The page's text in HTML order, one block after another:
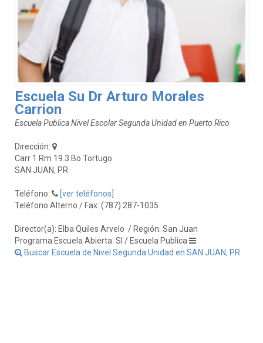
Escuela Su Dr Arturo Morales
Carrion
Escuela Publica Nivel Escolar Segunda Unidad en Puerto Rico
Dirección:
Carr 1 Rm 19.3 Bo Tortugo
SAN JUAN, PR
Teléfono:
[ver teléfonos]
Teléfono Alterno / Fax: (787) 287-1035
Director(a): Elba Quiles Arvelo / Región: San Juan
Programa Escuela Abierta: SI / Escuela Publica
Buscar Escuela de Nivel Segunda Unidad en SAN JUAN, PR